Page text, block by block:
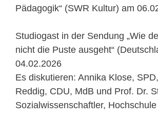
Pädagogik“ (SWR Kultur) am
Studiogast in der Sendung „Wie
nicht die Puste ausgeht“
04.02.2026
Es diskutieren: Annika Klose,
Reddig, CDU, MdB und Prof. Dr.
Sozialwissenschaftler,